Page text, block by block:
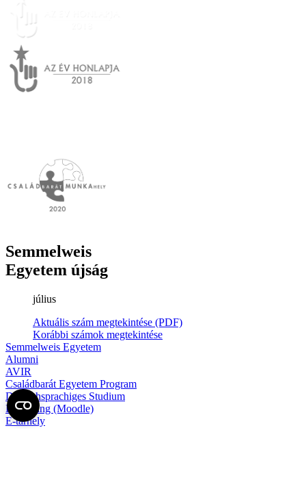
Semmelweis
Egyetem újság
július
Aktuális szám megtekintése (PDF)
Korábbi számok megtekintése
Semmelweis Egyetem
Alumni
AVIR
Családbarát Egyetem Program
Deutschsprachiges Studium
E-learning (Moodle)
E-tárhely